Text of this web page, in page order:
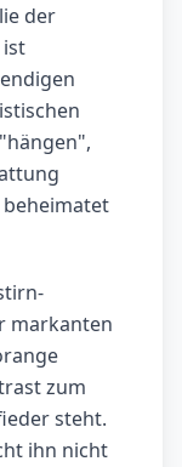
der
ist
beheimatet
markanten
zum
steht.
ihn nicht